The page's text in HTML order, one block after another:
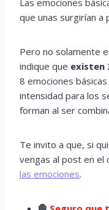
que unas surgirían a
Pero no solamente
indique que existen
8 emociones
intensidad para los
forman al ser
Te invito a que, si
vengas al post en el
las emociones.